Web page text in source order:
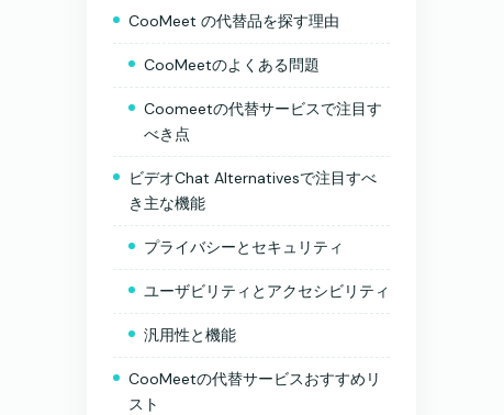
CooMeet の代替品を探す理由
CooMeetのよくある問題
Coomeetの代替サービスで注目す
べき点
ビデオChat Alternativesで注目すべ
き主な機能
プライバシーとセキュリティ
ユーザビリティとアクセシビリティ
汎用性と機能
CooMeetの代替サービスおすすめリ
スト